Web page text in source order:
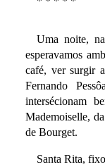
Uma noite, na
esperavamos
café, ver surgir
Fernando
intersécionam
Mademoiselle, da
de Bourget.
Santa Rita,